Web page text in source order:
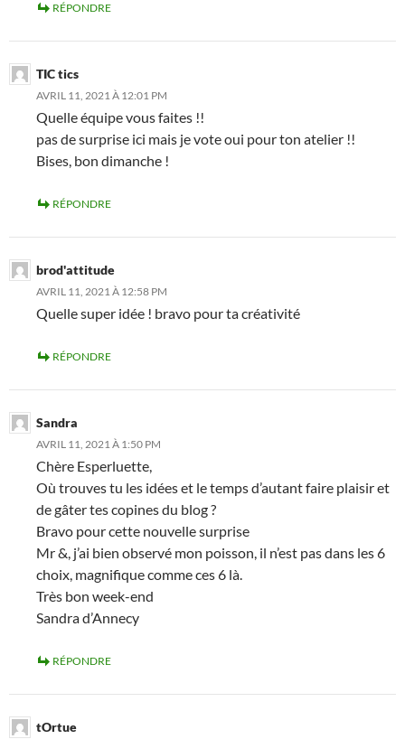
RÉPONDRE
TIC tics
AVRIL 11, 2021 À 12:01 PM
Quelle équipe vous faites !!
pas de surprise ici mais je vote oui pour ton atelier !!
Bises, bon dimanche !
RÉPONDRE
brod'attitude
AVRIL 11, 2021 À 12:58 PM
Quelle super idée ! bravo pour ta créativité
RÉPONDRE
Sandra
AVRIL 11, 2021 À 1:50 PM
Chère Esperluette,
Où trouves tu les idées et le temps d’autant faire plaisir et
de gâter tes copines du blog ?
Bravo pour cette nouvelle surprise
Mr &, j’ai bien observé mon poisson, il n’est pas dans les 6
choix, magnifique comme ces 6 là.
Très bon week-end
Sandra d’Annecy
RÉPONDRE
tOrtue